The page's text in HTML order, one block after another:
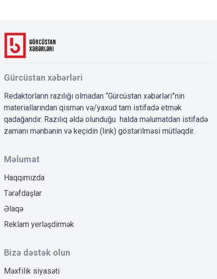
Gürcüstan xəbərləri
Redaktorların razılığı olmadan “Gürcüstan xəbərləri”nin
materiallarından qismən və/yaxud tam istifadə etmək
qadağandır. Razılıq əldə olunduğu halda məlumatdan istifadə
zamanı mənbənin və keçidin (link) göstərilməsi mütləqdir.
Məlumat
Haqqımızda
Tərəfdaşlar
Əlaqə
Reklam yerləşdirmək
Bizə dəstək olun
Məxfilik siyasəti